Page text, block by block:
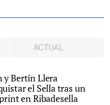
ACTUAL
y Bertín Llera
el Sella tras un
en Ribadesella